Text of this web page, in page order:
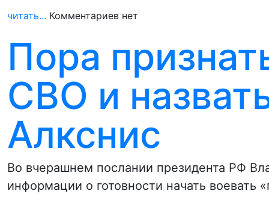
читать... Комментариев нет
Пора
СВО и
Алкснис
Во вчерашнем послании президента РФ
информации о готовности начать